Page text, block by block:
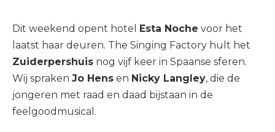
Dit weekend opent hotel Esta Noche voor het
laatst haar deuren. The Singing Factory hult het
Zuiderpershuis nog vijf keer in Spaanse sferen.
Wij spraken Jo Hens en Nicky Langley, die de
jongeren met raad en daad bijstaan in de
feelgoodmusical.